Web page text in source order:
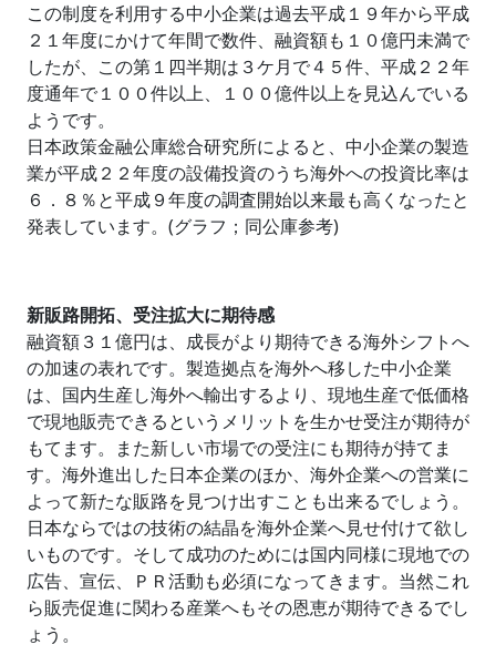
この制度を利用する中小企業は過去平成１９年から平成
２１年度にかけて年間で数件、融資額も１０億円未満で
したが、この第１四半期は３ケ月で４５件、平成２２年
度通年で１００件以上、１００億件以上を見込んでいる
ようです。
日本政策金融公庫総合研究所によると、中小企業の製造
業が平成２２年度の設備投資のうち海外への投資比率は
６．８％と平成９年度の調査開始以来最も高くなったと
発表しています。(グラフ；同公庫参考)
新販路開拓、受注拡大に期待感
融資額３１億円は、成長がより期待できる海外シフトへ
の加速の表れです。製造拠点を海外へ移した中小企業
は、国内生産し海外へ輸出するより、現地生産で低価格
で現地販売できるというメリットを生かせ受注が期待が
もてます。また新しい市場での受注にも期待が持てま
す。海外進出した日本企業のほか、海外企業への営業に
よって新たな販路を見つけ出すことも出来るでしょう。
日本ならではの技術の結晶を海外企業へ見せ付けて欲し
いものです。そして成功のためには国内同様に現地での
広告、宣伝、ＰＲ活動も必須になってきます。当然これ
ら販売促進に関わる産業へもその恩恵が期待できるでし
ょう。